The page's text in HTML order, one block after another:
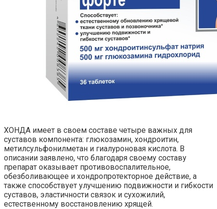
ХОНДА имеет в своем составе четыре важных для
суставов компонента: глюкозамин, хондроитин,
метилсульфонилметан и гиалуроновая кислота. В
описании заявлено, что благодаря своему составу
препарат оказывает противовоспалительное,
обезболивающее и хондропротекторное действие, а
также способствует улучшению подвижности и гибкости
суставов, эластичности связок и сухожилий,
естественному восстановлению хрящей.